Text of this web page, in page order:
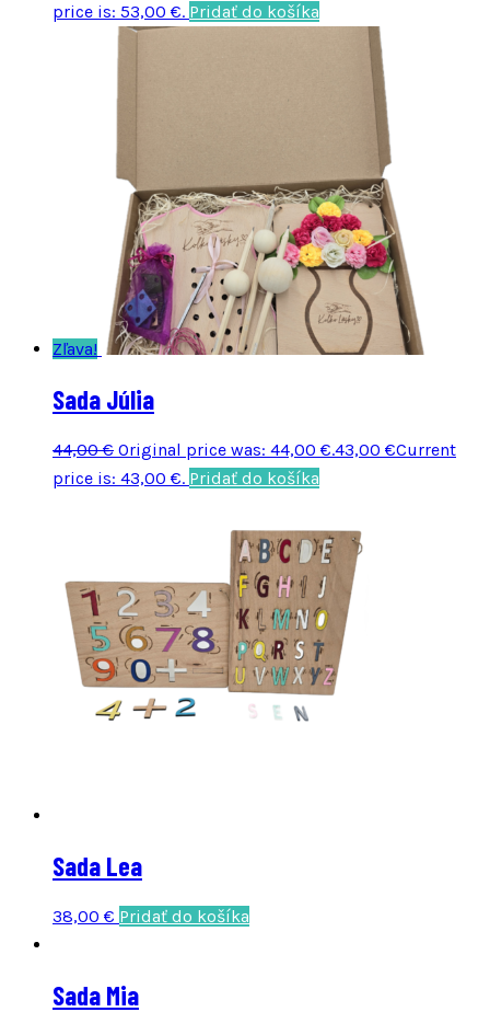
price is: 53,00 €. Pridať do košíka
Zľava!
Sada Júlia
44,00€ Original price was: 44,00 €.43,00 €Current
price is: 43,00 €. Pridať do košíka
Sada Lea
38,00 € Pridať do košíka
Sada Mia